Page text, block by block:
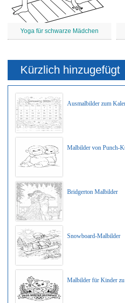
Yoga für schwarze Mädchen
Kürzlich hinzugefügt
Ausmalbilder zum
Malbilder von Punch-
Bridgerton Malbilder
Snowboard-Malbilder
Malbilder für Kinder